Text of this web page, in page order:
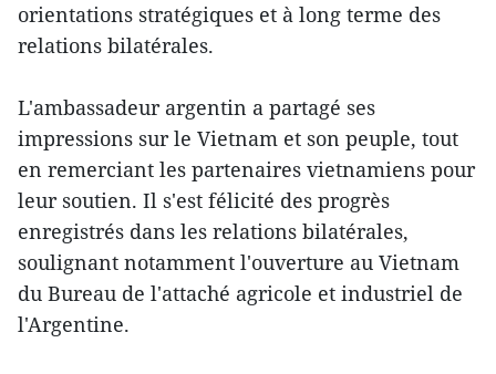
orientations stratégiques et à long terme des
relations bilatérales.
L'ambassadeur argentin a partagé ses
impressions sur le Vietnam et son peuple, tout
en remerciant les partenaires vietnamiens pour
leur soutien. Il s'est félicité des progrès
enregistrés dans les relations bilatérales,
soulignant notamment l'ouverture au Vietnam
du Bureau de l'attaché agricole et industriel de
l'Argentine.